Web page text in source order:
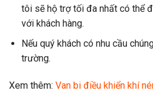
tôi sẽ hộ trợ tối đa nhất có thể
với khách hàng.
Nếu quý khách có nhu cầu
trường.
Xem thêm: Van bi điều khiển khí